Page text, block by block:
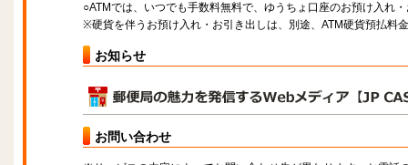
○ATMでは、いつでも手数料無料で、ゆうちょ口座のお預け入れ
※硬貨を伴うお預け入れ・お引き出しは、別途、ATM硬貨預払料
お知らせ
お問い合わせ